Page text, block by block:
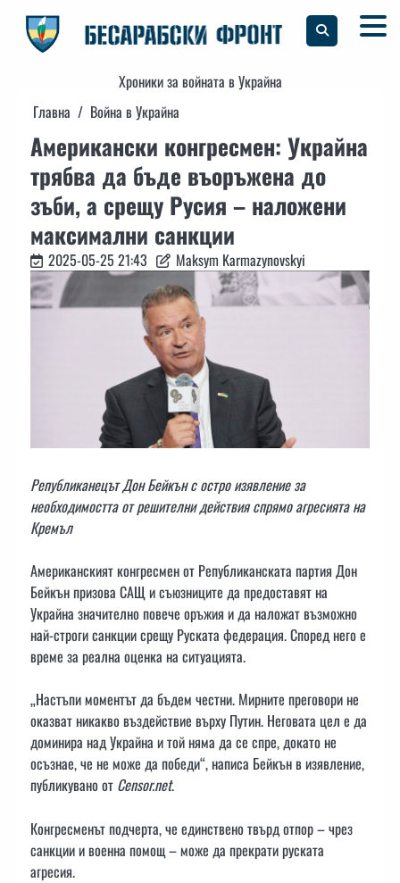
content
Хроники за войната в Украйна
Главна
Война в Украйна
Американски конгресмен: Украйна
трябва да бъде въоръжена до
зъби, а срещу Русия – наложени
максимални санкции
2025-05-25 21:43 Maksym Karmazynovskyi
Републиканецът Дон Бейкън с остро изявление за
необходимостта от решителни действия спрямо агресията на
Кремъл
Американският конгресмен от Републиканската партия Дон
Бейкън призова САЩ и съюзниците да предоставят на
Украйна значително повече оръжия и да наложат възможно
най-строги санкции срещу Руската федерация. Според него е
време за реална оценка на ситуацията.
„Настъпи моментът да бъдем честни. Мирните преговори не
оказват никакво въздействие върху Путин. Неговата цел е да
доминира над Украйна и той няма да се спре, докато не
осъзнае, че не може да победи“, написа Бейкън в изявление,
публикувано от Censor.net.
Конгресменът подчерта, че единствено твърд отпор – чрез
санкции и военна помощ – може да прекрати руската
агресия.